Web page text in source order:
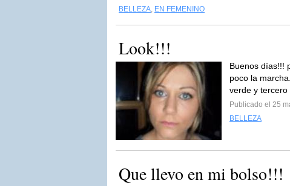
BELLEZA, EN FEMENINO
Look!!!
Buenos días!!!
poco la
verde y tercero
Publicado el 25
BELLEZA
Que llevo en mi bolso!!!